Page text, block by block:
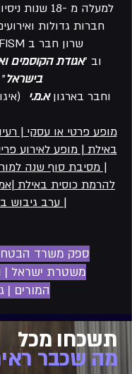
למעלה מ -18
חברות גדולות
שרון חבר ב FISM העולמית
וב "אגודת הקוסמים
בישראל"
וחבר בארגוןא.מ.י
מופע פרטי או עסקי |
באילת | מופע לאירוע
| מסיבת סוף שנה
להרמת כוסית באילת
| ערב גיבוש
ספק משרד
משטרת ישראל |
המורים |
תשכחו מכל
מה שכבר